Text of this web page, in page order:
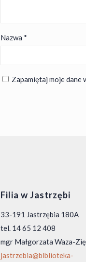
Nazwa *
Zapamiętaj moje dane
Filia w Jastrzębi
33-191 Jastrzębia 180A
tel. 14 65 12 408
mgr Małgorzata Waza-
jastrzebia@biblioteka-